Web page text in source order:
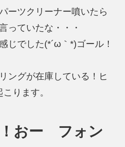
ーツクリーナー噴いたら
っていたな・・・
じでした(*´ω｀*)ゴール！
ングが在庫している！ヒ
ります。
おー フォン